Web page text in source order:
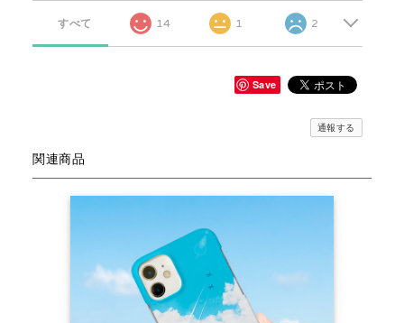
すべて 14 1 2
Save
通報する
関連商品